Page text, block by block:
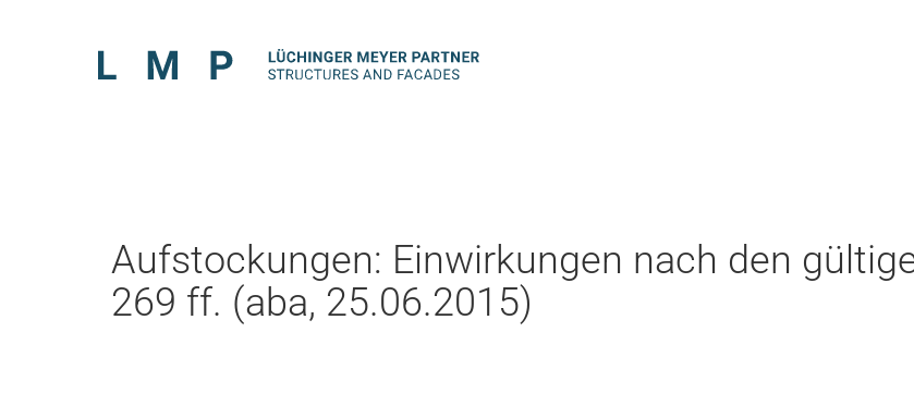
Aufstockungen: Einwirkungen nach den
269 ff. (aba, 25.06.2015)